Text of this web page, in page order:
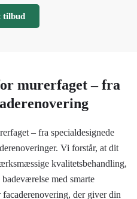
tilbud
murerfaget – fra
– fra specialdesignede
Vi forstår, at dit
kvalitetsbehandling,
med smarte
der giver din